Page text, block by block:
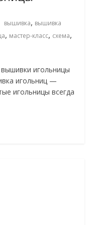
вышивка, вышивка
, мастер-класс, схема,
игольницы
игольниц —
игольницы всегда